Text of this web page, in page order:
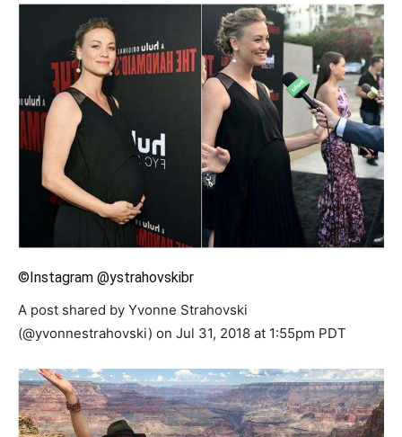
©Instagram @ystrahovskibr
A post shared by Yvonne Strahovski
(@yvonnestrahovski) on Jul 31, 2018 at 1:55pm PDT